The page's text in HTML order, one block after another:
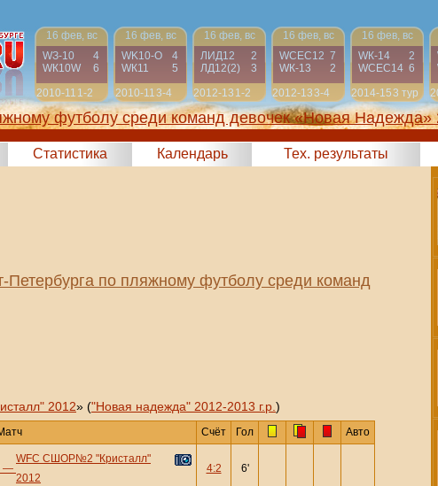
16 фев, вс
WЗ-10
4
WК10W
6
2010-11 1-2
16 фев, вс
WK10-О
4
WК11
5
2010-113-4
16 фев, вс
ЛИД12
2
ЛД12(2)
3
2012-13 1-2
16 фев, вс
WСЕС12 7
WК-13
2
2012-133-4
16 фев, вс
WК-14
2
WСЕС14 6
2014-153 тур
футболу среди команд девочек «Новая Надежда»
Статистика Календарь Тех. результаты
Петербурга по пляжному футболу среди команд
2012» ("Новая надежда" 2012-2013 г.р. )
Счёт Гол Авто
—
WFC СШОР№2 "Кристалл"
2012
4:2 6'